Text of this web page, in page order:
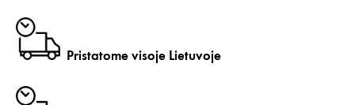
Pristatome visoje Lietuvoje